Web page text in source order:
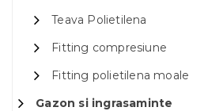
Teava Polietilena
Fitting compresiune
Fitting polietilena moale
Gazon si ingrasaminte